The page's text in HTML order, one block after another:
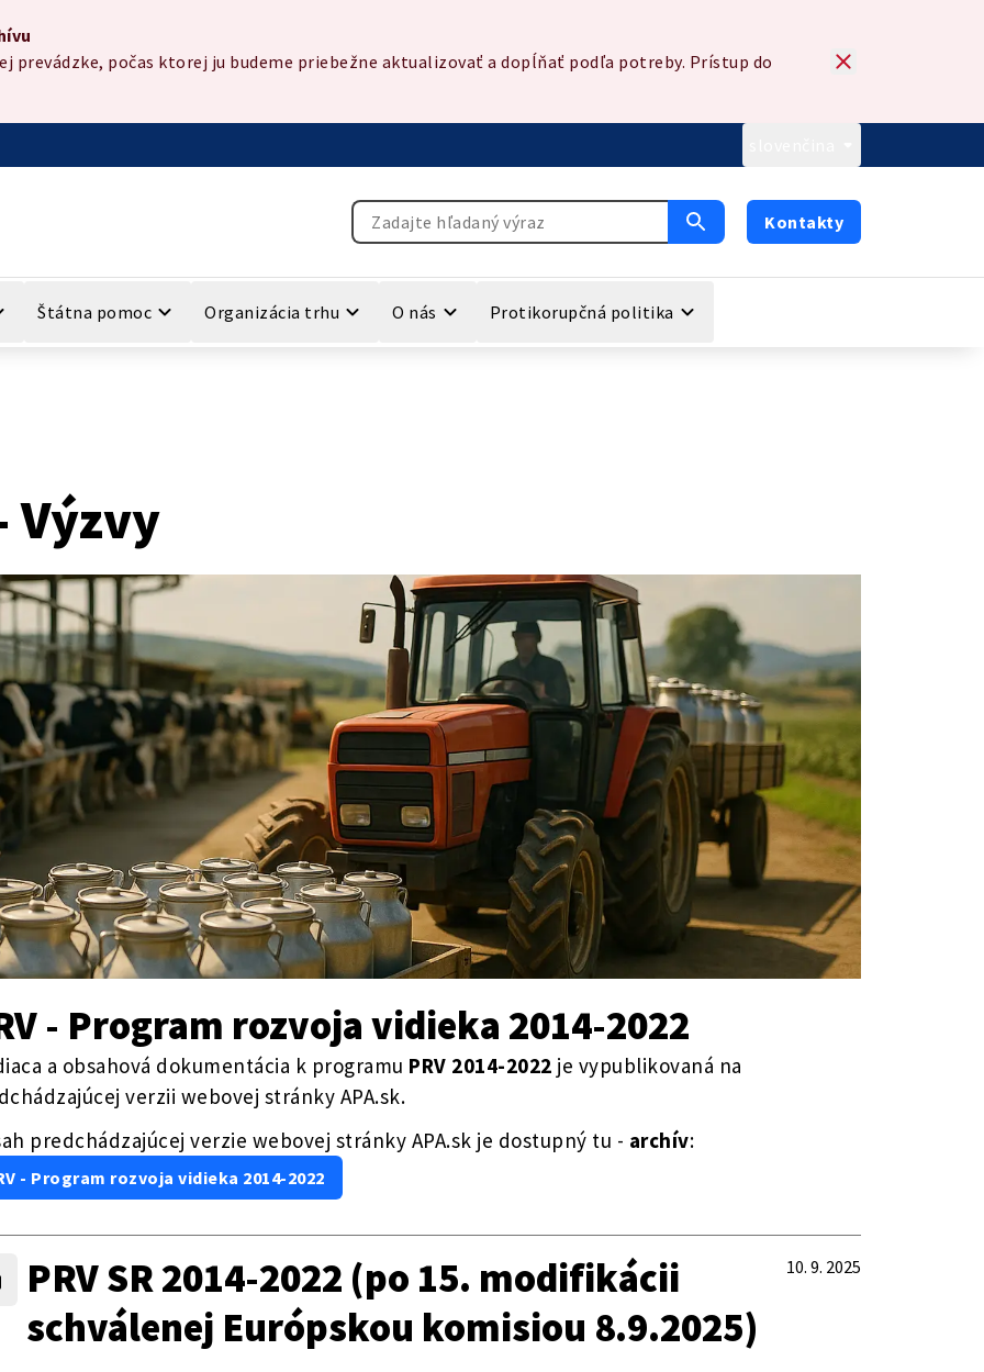
prevádzke, počas ktorej ju budeme priebežne aktualizovať a dopĺňať podľa potreby. Prístup do
Vyhľadávanie Kontakty
Štátna pomoc Organizácia trhu O nás Protikorupčná politika
Výzvy
- Program rozvoja vidieka 2014-2022
a obsahová dokumentácia k programu PRV 2014-2022 je vypublikovaná na
verzii webovej stránky APA.sk.
predchádzajúcej verzie webovej stránky APA.sk je dostupný tu - archív:
- Program rozvoja vidieka 2014-2022
PRV SR 2014-2022 (po 15. modifikácii
schválenej Európskou komisiou 8.9.2025)
10. 9. 2025